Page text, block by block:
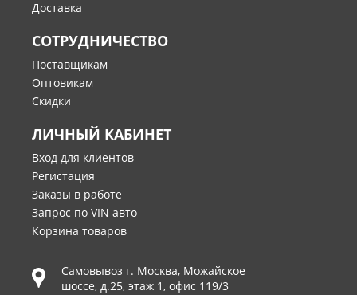
Доставка
СОТРУДНИЧЕСТВО
Поставщикам
Оптовикам
Скидки
ЛИЧНЫЙ КАБИНЕТ
Вход для клиентов
Регистация
Заказы в работе
Запрос по VIN авто
Корзина товаров
Самовывоз г. Москва, Можайское
шоссе, д.25, этаж 1, офис 119/3